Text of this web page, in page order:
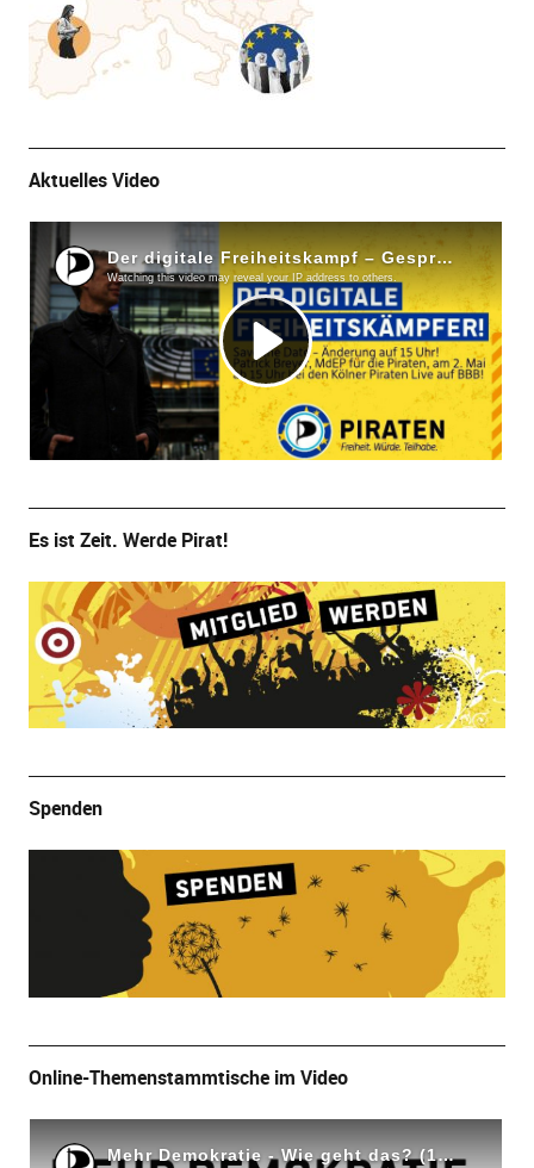
Aktuelles Video
Es ist Zeit. Werde Pirat!
Spenden
Online-Themenstammtische im Video